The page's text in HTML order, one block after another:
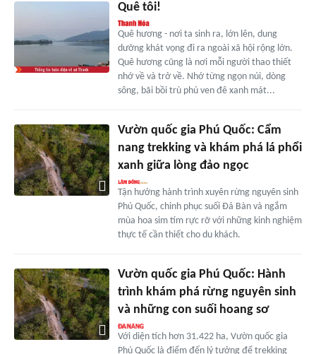
Quê tôi!
Quê hương - nơi ta sinh ra, lớn lên, dung
dưỡng khát vọng đi ra ngoài xã hội rộng lớn.
Quê hương cũng là nơi mỗi người thao thiết
nhớ về và trở về. Nhớ từng ngọn núi, dòng
sông, bãi bồi trù phú ven đê xanh mát...
Vườn quốc gia Phú Quốc: Cẩm
nang trekking và khám phá lá phổi
xanh giữa lòng đảo ngọc
Tận hưởng hành trình xuyên rừng nguyên sinh
Phú Quốc, chinh phục suối Đá Bàn và ngắm
mùa hoa sim tím rực rỡ với những kinh nghiệm
thực tế cần thiết cho du khách.
Vườn quốc gia Phú Quốc: Hành
trình khám phá rừng nguyên sinh
và những con suối hoang sơ
Với diện tích hơn 31.422 ha, Vườn quốc gia
Phú Quốc là điểm đến lý tưởng để trekking